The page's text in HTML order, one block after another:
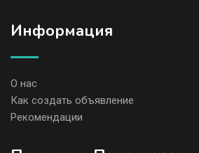
Информация
О нас
Как создать объявление
Рекомендации